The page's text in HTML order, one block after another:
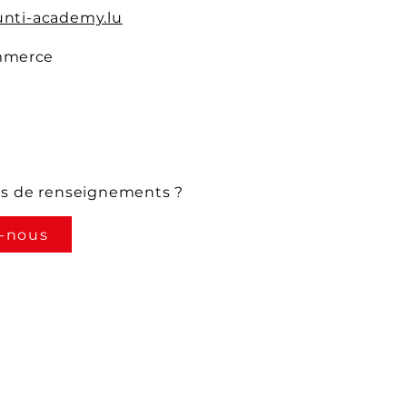
academy.lu
de renseignements ?
nous